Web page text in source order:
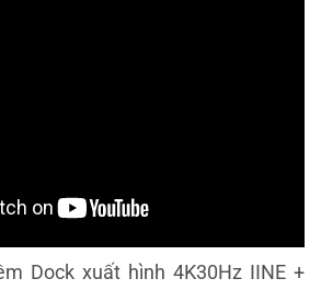
Dock xuất hình 4K30Hz IINE +